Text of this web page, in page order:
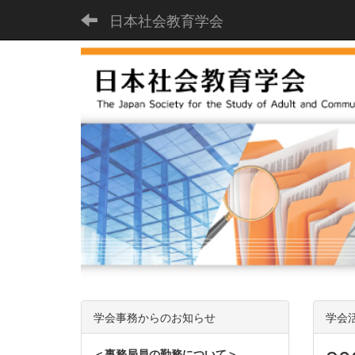
日本社会教育学会
学会
学会事務からのお知らせ